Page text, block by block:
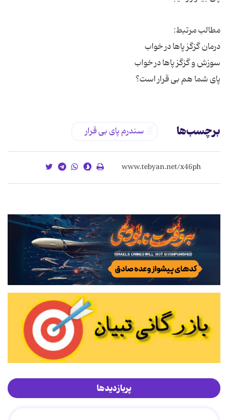
پای شما هم بی قرار است؟
برچسب‌ها سندرم پای بی قرار
پربازدیدها